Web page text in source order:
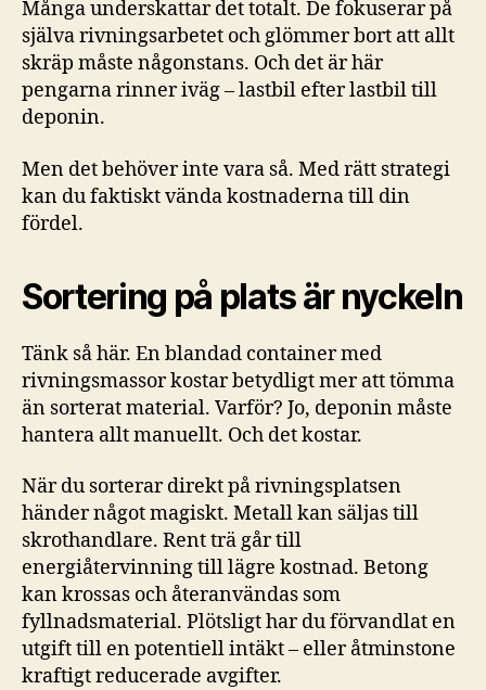
Många underskattar det totalt. De fokuserar på
själva rivningsarbetet och glömmer bort att allt
skräp måste någonstans. Och det är här
pengarna rinner iväg – lastbil efter lastbil till
deponin.
Men det behöver inte vara så. Med rätt strategi
kan du faktiskt vända kostnaderna till din
fördel.
Sortering på plats är nyckeln
Tänk så här. En blandad container med
rivningsmassor kostar betydligt mer att tömma
än sorterat material. Varför? Jo, deponin måste
hantera allt manuellt. Och det kostar.
När du sorterar direkt på rivningsplatsen
händer något magiskt. Metall kan säljas till
skrothandlare. Rent trä går till
energiåtervinning till lägre kostnad. Betong
kan krossas och återanvändas som
fyllnadsmaterial. Plötsligt har du förvandlat en
utgift till en potentiell intäkt – eller åtminstone
kraftigt reducerade avgifter.